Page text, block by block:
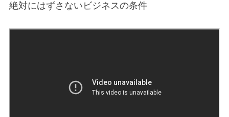
絶対にはずさないビジネスの条件